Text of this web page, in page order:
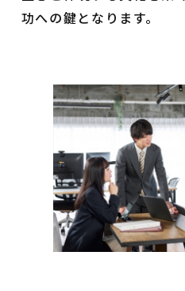
功への鍵となります。